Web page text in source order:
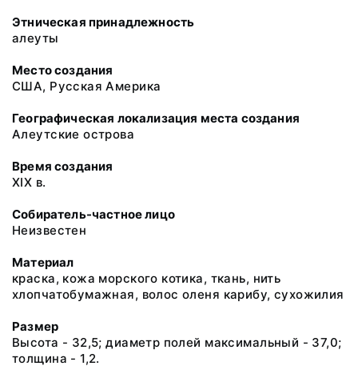
Этническая принадлежность
алеуты
Место создания
США, Русская Америка
Географическая локализация места создания
Алеутские острова
Время создания
XIX в.
Собиратель-частное лицо
Неизвестен
Материал
краска, кожа морского котика, ткань, нить
хлопчатобумажная, волос оленя карибу, сухожилия
Размер
Высота - 32,5; диаметр полей максимальный - 37,0;
толщина - 1,2.